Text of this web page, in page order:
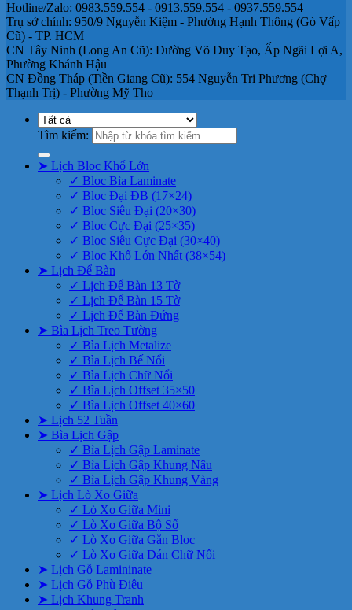
Hotline/Zalo: 0983.559.554 - 0913.559.554 - 0937.559.554
Trụ sở chính: 950/9 Nguyễn Kiệm - Phường Hạnh Thông (Gò Vấp
Cũ) - TP. HCM
CN Tây Ninh (Long An Cũ): Đường Võ Duy Tạo, Ấp Ngãi Lợi A,
Phường Khánh Hậu
CN Đồng Tháp (Tiền Giang Cũ): 554 Nguyễn Tri Phương (Chợ
Thạnh Trị) - Phường Mỹ Tho
Tìm kiếm:
➤ Lịch Bloc Khổ Lớn
✓ Bloc Bìa Laminate
✓ Bloc Đại ĐB (17×24)
✓ Bloc Siêu Đại (20×30)
✓ Bloc Cực Đại (25×35)
✓ Bloc Siêu Cực Đại (30×40)
✓ Bloc Khổ Lớn Nhất (38×54)
➤ Lịch Để Bàn
✓ Lịch Để Bàn 13 Tờ
✓ Lịch Để Bàn 15 Tờ
✓ Lịch Để Bàn Đứng
➤ Bìa Lịch Treo Tường
✓ Bìa Lịch Metalize
✓ Bìa Lịch Bế Nổi
✓ Bìa Lịch Chữ Nổi
✓ Bìa Lịch Offset 35×50
✓ Bìa Lịch Offset 40×60
➤ Lịch 52 Tuần
➤ Bìa Lịch Gập
✓ Bìa Lịch Gập Laminate
✓ Bìa Lịch Gập Khung Nâu
✓ Bìa Lịch Gập Khung Vàng
➤ Lịch Lò Xo Giữa
✓ Lò Xo Giữa Mini
✓ Lò Xo Giữa Bộ Số
✓ Lò Xo Giữa Gắn Bloc
✓ Lò Xo Giữa Dán Chữ Nổi
➤ Lịch Gỗ Lamininate
➤ Lịch Gỗ Phù Điêu
➤ Lịch Khung Tranh